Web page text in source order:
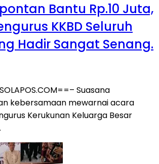
Bantu Rp.10 Juta,
KKBD Seluruh
Hadir Sangat Senang.
Suasana
kebersamaan mewarnai acara
Kerukunan Keluarga Besar